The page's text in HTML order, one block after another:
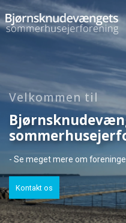
Gå
til
hovedindhold
Velkommen til
- Se meget mere om
Kontakt os